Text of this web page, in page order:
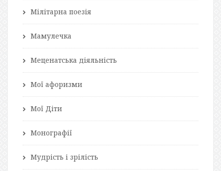
Мілітарна поезія
Мамулечка
Меценатська діяльність
Мої афоризми
Мої Діти
Монографії
Мудрість і зрілість